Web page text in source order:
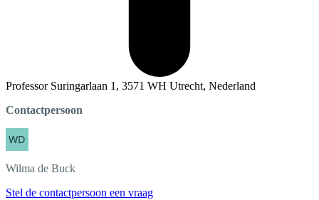
Professor Suringarlaan 1, 3571 WH Utrecht, Nederland
Contactpersoon
Wilma de Buck
Stel de contactpersoon een vraag